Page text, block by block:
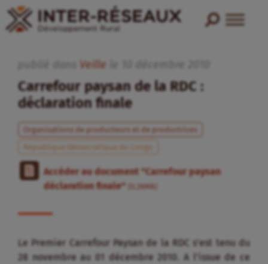
Veille
Carrefour paysan de la RDC :
déclaration finale
Organisations de producteurs et de productrices
République Démocratique du Congo
Accéder au document "Carrefour paysan
déclaration finale"
(0.28MB)
Le Premier Carrefour Paysan de la RDC s’est tenu du
28 novembre au 01 décembre 2010. A l’issue de ce